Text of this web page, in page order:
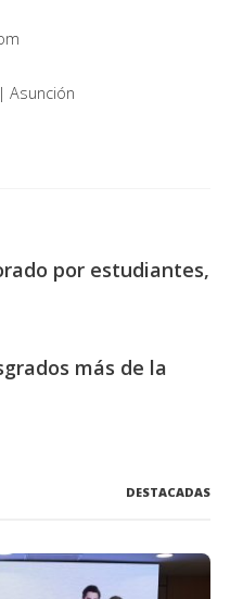
Asunción
por estudiantes,
más de la
DESTACADAS